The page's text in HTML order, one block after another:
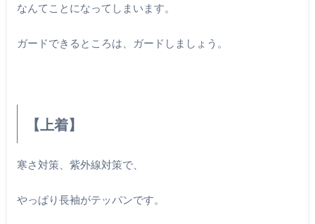
なんてことになってしまいます。
ガードできるところは、ガードしましょう。
【上着】
寒さ対策、紫外線対策で、
やっぱり長袖がテッパンです。